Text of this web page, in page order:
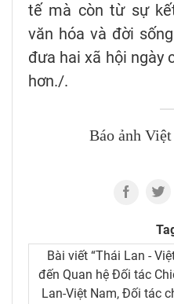
tế mà còn từ sự
văn hóa và đời
đưa hai xã hội ngày
hơn./.
Báo ảnh
Bài viết “Thái Lan -
đến Quan hệ Đối tác
Lan-Việt Nam, Đối tác